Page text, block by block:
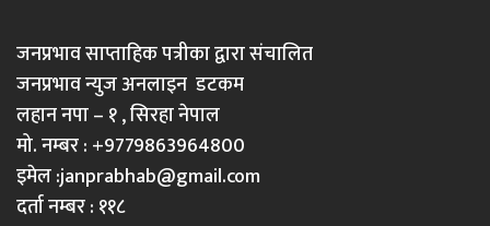
जनप्रभाव साप्ताहिक पत्रीका द्वारा संचालित
जनप्रभाव न्युज अनलाइन डटकम
लहान नपा – १ , सिरहा नेपाल
मो. नम्बर : +9779863964800
इमेल :janprabhab@gmail.com
दर्ता नम्बर : ११८